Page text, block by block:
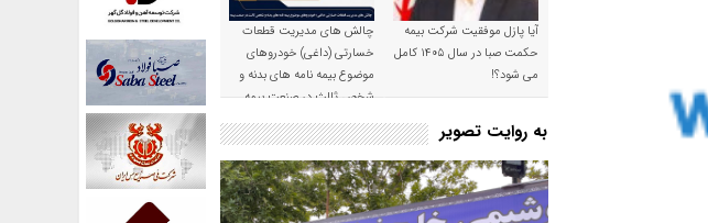
آیا پازل موفقیت شرکت بیمه
حکمت صبا در سال ۱۴۰۵ کامل
می شود؟!
چالش های مدیریت قطعات
خسارتی (داغی) خودروهای
موضوع بیمه نامه های بدنه و
شخص ثالث در صنعت بیمه
به روایت تصویر